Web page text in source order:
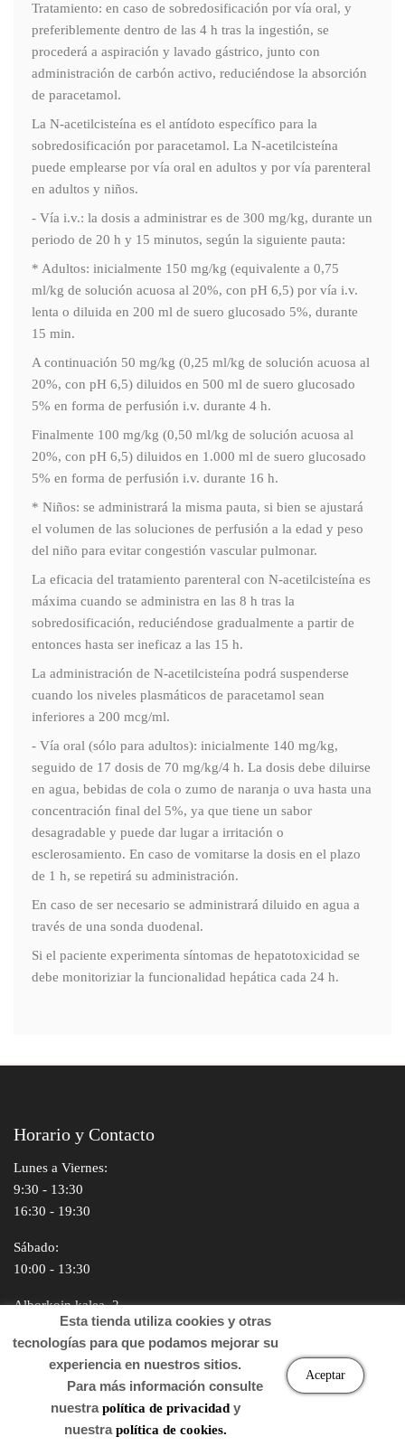
Tratamiento: en caso de sobredosificación por vía oral, y
preferiblemente dentro de las 4 h tras la ingestión, se
procederá a aspiración y lavado gástrico, junto con
administración de carbón activo, reduciéndose la absorción
de paracetamol.
La N-acetilcisteína es el antídoto específico para la
sobredosificación por paracetamol. La N-acetilcisteína
puede emplearse por vía oral en adultos y por vía parenteral
en adultos y niños.
- Vía i.v.: la dosis a administrar es de 300 mg/kg, durante un
periodo de 20 h y 15 minutos, según la siguiente pauta:
* Adultos: inicialmente 150 mg/kg (equivalente a 0,75
ml/kg de solución acuosa al 20%, con pH 6,5) por vía i.v.
lenta o diluida en 200 ml de suero glucosado 5%, durante
15 min.
A continuación 50 mg/kg (0,25 ml/kg de solución acuosa al
20%, con pH 6,5) diluidos en 500 ml de suero glucosado
5% en forma de perfusión i.v. durante 4 h.
Finalmente 100 mg/kg (0,50 ml/kg de solución acuosa al
20%, con pH 6,5) diluidos en 1.000 ml de suero glucosado
5% en forma de perfusión i.v. durante 16 h.
* Niños: se administrará la misma pauta, si bien se ajustará
el volumen de las soluciones de perfusión a la edad y peso
del niño para evitar congestión vascular pulmonar.
La eficacia del tratamiento parenteral con N-acetilcisteína es
máxima cuando se administra en las 8 h tras la
sobredosificación, reduciéndose gradualmente a partir de
entonces hasta ser ineficaz a las 15 h.
La administración de N-acetilcisteína podrá suspenderse
cuando los niveles plasmáticos de paracetamol sean
inferiores a 200 mcg/ml.
- Vía oral (sólo para adultos): inicialmente 140 mg/kg,
seguido de 17 dosis de 70 mg/kg/4 h. La dosis debe diluirse
en agua, bebidas de cola o zumo de naranja o uva hasta una
concentración final del 5%, ya que tiene un sabor
desagradable y puede dar lugar a irritación o
esclerosamiento. En caso de vomitarse la dosis en el plazo
de 1 h, se repetirá su administración.
En caso de ser necesario se administrará diluido en agua a
través de una sonda duodenal.
Si el paciente experimenta síntomas de hepatotoxicidad se
debe monitoriziar la funcionalidad hepática cada 24 h.
Horario y Contacto
Lunes a Viernes:
9:30 - 13:30
16:30 - 19:30
Sábado:
10:00 - 13:30
Alborkoin kalea, 2
01240 Alegria-Dulantzi, Araba
945 42 02 17
608 718 136
contacto@farmaciaanguloarce.es
UBICACIÓN MAPS
Esta tienda utiliza cookies y otras
tecnologías para que podamos mejorar su
experiencia en nuestros sitios.
Para más información consulte
nuestrapolítica de privacidady
nuestrapolítica de cookies.
Aceptar